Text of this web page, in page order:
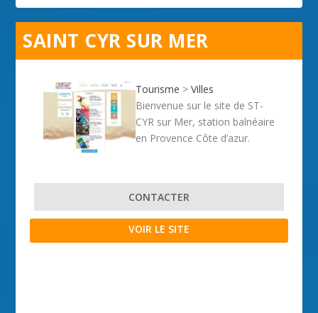
SAINT CYR SUR MER
Tourisme >Villes
Bienvenue sur le site de ST-
CYR sur Mer, station balnéaire
en Provence Côte d’azur.
CONTACTER
VOIR LE SITE